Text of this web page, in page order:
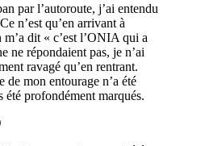
par l’autoroute, j’ai entendu
n’est qu’en arrivant à
m’a dit « c’est l’ONIA qui a
ne répondaient pas, je n’ai
ravagé qu’en rentrant.
de mon entourage n’a été
été profondément marqués.